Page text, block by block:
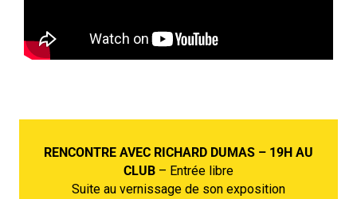
RENCONTRE AVEC RICHARD DUMAS – 19H AU
CLUB – Entrée libre
Suite au vernissage de son exposition